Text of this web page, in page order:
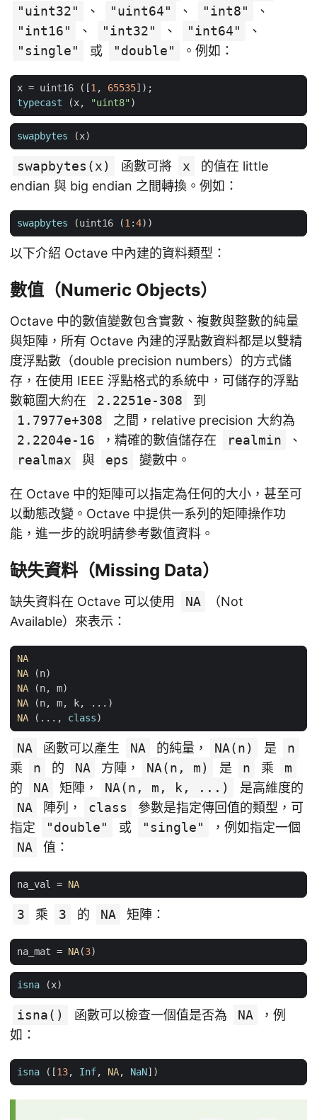
"uint32" 、 "uint64" 、 "int8"
、
"int16"
、 "int32" 、 "int64"
、
"single"
或 "double" 。例如：
x = uint16 ([1, 65535]);
typecast
(x, "uint8")
swapbytes (x)
swapbytes(x) 函數可將 x
的值在 little
endian 與 big endian 之間轉換。例如：
swapbytes (uint16 (1:4))
以下介紹 Octave 中內建的資料類型：
數值（Numeric Objects）
Octave 中的數值變數包含實數、複數與整數的純量
與矩陣，所有 Octave 內建的浮點數資料都是以雙精
度浮點數（double precision numbers）的方式儲
存，在使用 IEEE 浮點格式的系統中，可儲存的浮點
數範圍大約在
2.2251e-308
到
1.7977e+308
之間，relative precision 大約為
2.2204e-16
，精確的數值儲存在 realmin
、
realmax
與 eps 變數中。
在 Octave 中的矩陣可以指定為任何的大小，甚至可
以動態改變。Octave 中提供一系列的矩陣操作功
能，進一步的說明請參考數值資料。
缺失資料（Missing Data）
缺失資料在 Octave 可以使用 NA
（Not
Available）來表示：
NA
NA
(n)
NA
(n, m)
NA
(n, m, k,
...)
NA
(..., class)
NA 函數可以產生 NA 的純量， NA(n) 是
n
乘
n 的 NA 方陣， NA(n, m) 是 n 乘
m
的
NA 矩陣， NA(n, m, k, ...)
是高維度的
NA
陣列， class
參數是指定傳回值的類型，可
指定
"double" 或 "single"
，例如指定一個
NA
值：
na_val = NA
3 乘 3 的 NA 矩陣：
na_mat = NA(3)
isna (x)
isna() 函數可以檢查一個值是否為 NA
，例
如：
isna ([13, Inf, NA, NaN])